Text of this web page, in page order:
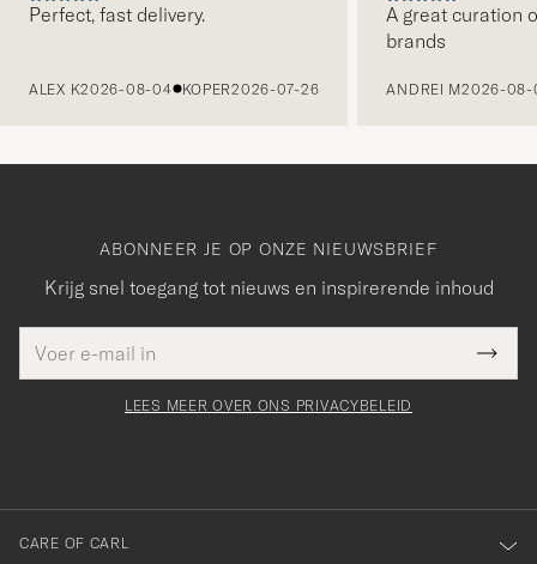
Perfect, fast delivery.
ALEX K2026-08-04 KOPER2026-07-26
A great curation
brands
ANDREI M2026-08-
ABONNEER JE OP ONZE NIEUWSBRIEF
Krijg snel toegang tot nieuws en inspirerende inhoud
mailadres
veldBedankt
voor
onze
nieuwsbrief!
LEES MEER OVER ONS PRIVACYBELEID
CARE OF CARL